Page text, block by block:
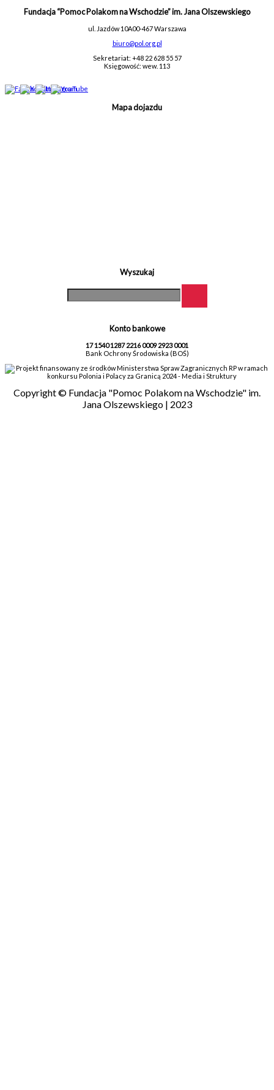
Fundacja “Pomoc Polakom na Wschodzie” im. Jana Olszewskiego
ul. Jazdów 10A00-467 Warszawa
biuro@pol.org.pl
Sekretariat: +48 22 628 55 57
Księgowość: wew. 113
Mapa dojazdu
Wyszukaj
Konto bankowe
17 1540 1287 2216 0009 2923 0001
Bank Ochrony Środowiska (BOŚ)
Projekt finansowany ze środków Ministerstwa Spraw Zagranicznych RP w ramach
konkursu Polonia i Polacy za Granicą 2024 - Media i Struktury
Copyright © Fundacja "Pomoc Polakom na Wschodzie" im.
Jana Olszewskiego | 2023